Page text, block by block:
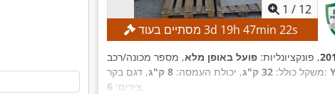
1 / 12
3d 19h 47min 21s
, פונקציונליות: פועל באופן מלא
משקל כולל: 32 ק"ג , יכולת העמסה: 8 ק"ג , דגם בקר:
צירים: 6 ,